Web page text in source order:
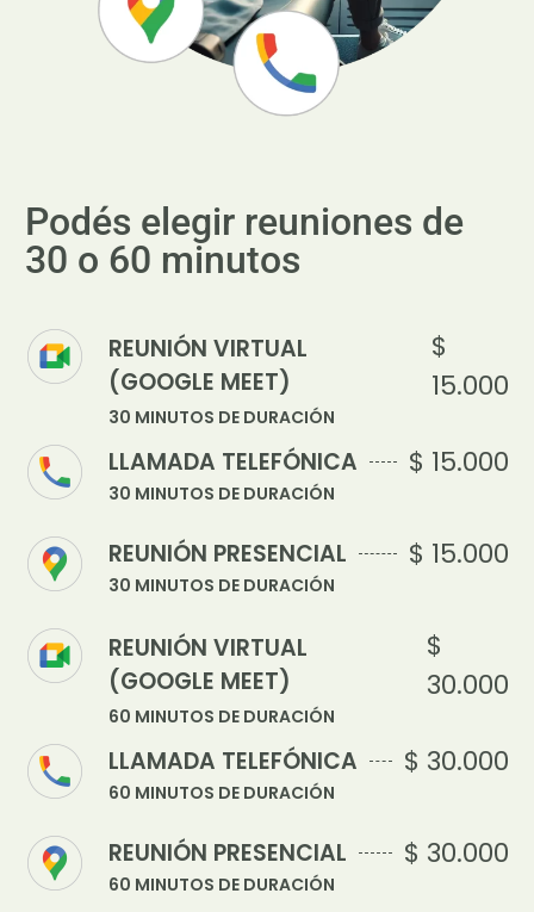
Podés elegir reuniones de
30 o 60 minutos
REUNIÓN VIRTUAL
(GOOGLE MEET)
$
15.000
30 MINUTOS DE DURACIÓN
LLAMADA TELEFÓNICA $ 15.000
30 MINUTOS DE DURACIÓN
REUNIÓN PRESENCIAL $ 15.000
30 MINUTOS DE DURACIÓN
REUNIÓN VIRTUAL
(GOOGLE MEET)
$
30.000
60 MINUTOS DE DURACIÓN
LLAMADA TELEFÓNICA $ 30.000
60 MINUTOS DE DURACIÓN
REUNIÓN PRESENCIAL $ 30.000
60 MINUTOS DE DURACIÓN